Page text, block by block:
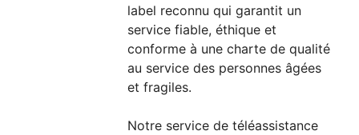
label reconnu qui garantit un
service fiable, éthique et
conforme à une charte de qualité
au service des personnes âgées
et fragiles.
Notre service de téléassistance